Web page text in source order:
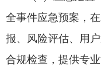
全事件应急预案，
报、风险评估、用
合规检查，提供专业